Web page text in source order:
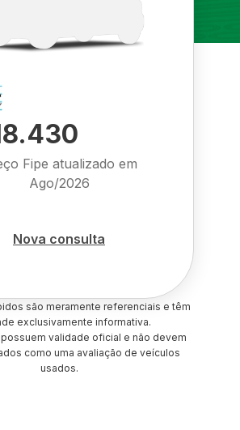
Fipe atualizado em
Ago/2026
Nova consulta
são meramente referenciais e têm
exclusivamente informativa.
validade oficial e não devem
como uma avaliação de veículos
usados.